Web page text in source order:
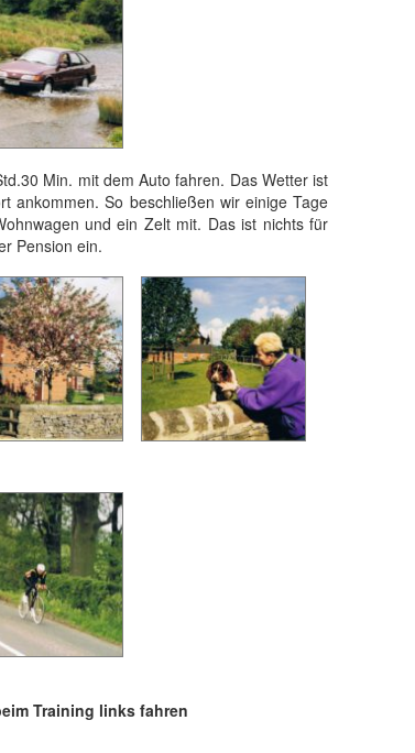
Min. mit dem Auto fahren. Das Wetter ist
ankommen. So beschließen wir einige Tage
und ein Zelt mit. Das ist nichts für
Pension ein.
beim Training links fahren